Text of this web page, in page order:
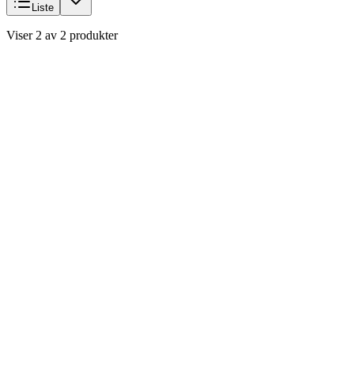
Liste
Viser 2 av 2 produkter